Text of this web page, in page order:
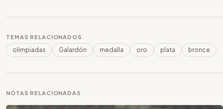
TEMAS RELACIONADOS
olimpiadas Galardón medalla oro plata bronce
NOTAS RELACIONADAS